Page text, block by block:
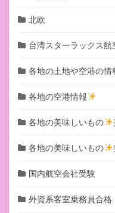
北欧
台湾スターラックス航
各地の土地や空港の
各地の空港情報
各地の美味しいもの
各地の美味しいもの
国内航空会社受験
外資系客室乗務員合格